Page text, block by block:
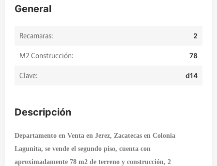
General
Recamaras: 2
M2 Construcción: 78
Clave: d14
Descripción
Departamento en Venta en Jerez, Zacatecas en Colonia
Lagunita, se vende el segundo piso, cuenta con
aproximadamente 78 m2 de terreno y construcción, 2